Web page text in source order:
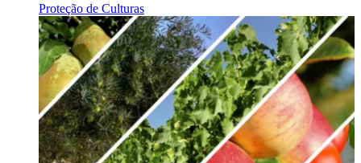
Proteção de Culturas